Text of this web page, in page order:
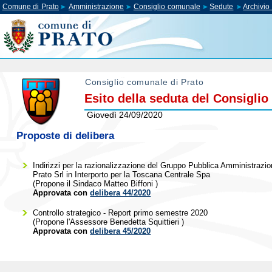
Comune di Prato Amministrazione Consiglio comunale Sedute Archivio
Consiglio comunale di Prato
Esito della seduta del Consiglio
Giovedì 24/09/2020
Proposte di delibera
Indirizzi per la razionalizzazione del Gruppo Pubblica
Prato Srl in Interporto per la Toscana Centrale Spa
(Propone il Sindaco Matteo Biffoni )
Approvata condelibera 44/2020
Controllo strategico - Report primo semestre 2020
(Propone l'Assessore Benedetta Squittieri )
Approvata condelibera 45/2020